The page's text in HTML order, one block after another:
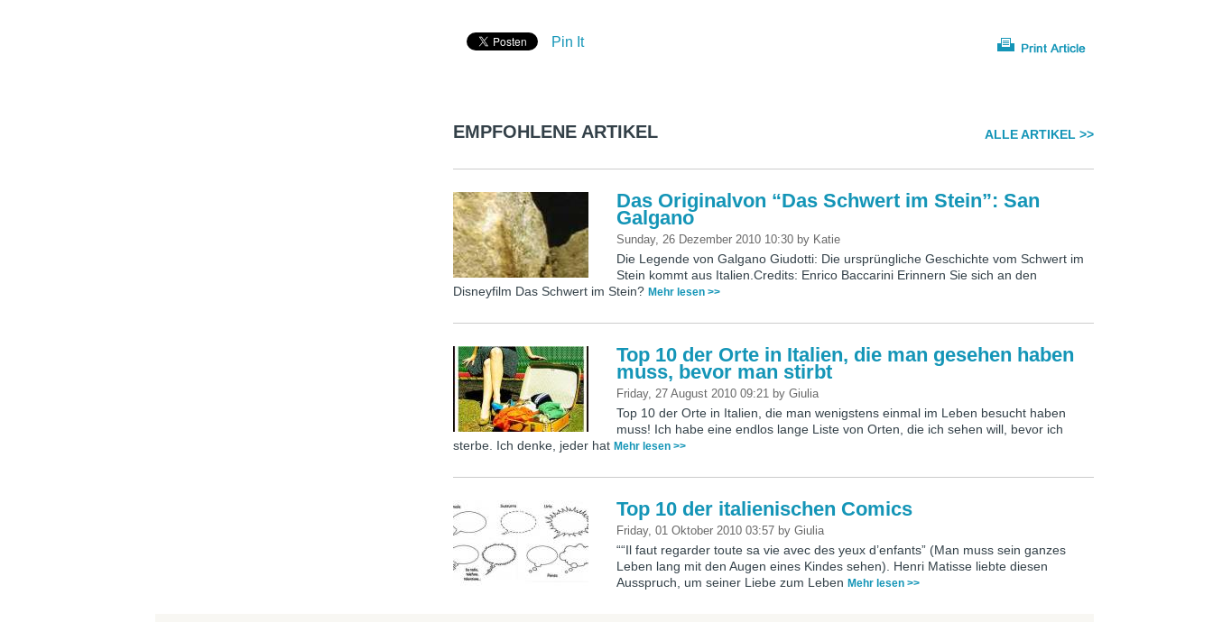
Pin It
EMPFOHLENE ARTIKEL ALLE ARTIKEL >>
Das Originalvon “Das Schwert im Stein”: San
Galgano
Sunday, 26 Dezember 2010 10:30 by Katie
Die Legende von Galgano Giudotti: Die ursprüngliche Geschichte vom Schwert im
Stein kommt aus Italien.Credits: Enrico Baccarini Erinnern Sie sich an den
Disneyfilm Das Schwert im Stein? Mehr lesen >>
Top 10 der Orte in Italien, die man gesehen haben
muss, bevor man stirbt
Friday, 27 August 2010 09:21 byGiulia
Top 10 der Orte in Italien, die man wenigstens einmal im Leben besucht haben
muss! Ich habe eine endlos lange Liste von Orten, die ich sehen will, bevor ich
sterbe. Ich denke, jeder hat Mehr lesen >>
Top 10 der italienischen Comics
Friday, 01 Oktober 2010 03:57 byGiulia
““Il faut regarder toute sa vie avec des yeux d’enfants” (Man muss sein ganzes
Leben lang mit den Augen eines Kindes sehen). Henri Matisse liebte diesen
Ausspruch, um seiner Liebe zum LebenMehr lesen >>